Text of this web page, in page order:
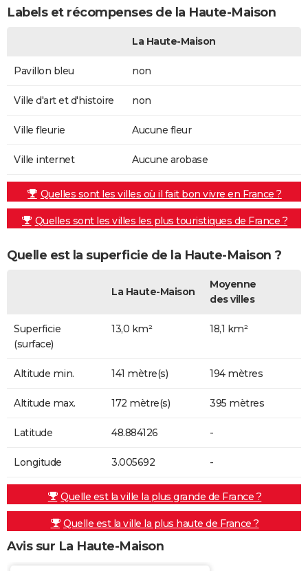
Labels et récompenses de la Haute-Maison
La Haute-Maison
Pavillon bleu non
Ville d'art et d'histoire non
Ville fleurie Aucune fleur
Ville internet Aucune arobase
Quelles sont les villes où il fait bon vivre en France ?
Quelles sont les villes les plus touristiques de France ?
Quelle est la superficie de la Haute-Maison ?
La Haute-Maison
Moyenne
des villes
Superficie
(surface)
13,0 km² 18,1 km²
Altitude min. 141 mètre(s) 194 mètres
Altitude max. 172 mètre(s) 395 mètres
Latitude 48.884126 -
Longitude 3.005692 -
Quelle est la ville la plus grande de France ?
Quelle est la ville la plus haute de France ?
Avis sur La Haute-Maison